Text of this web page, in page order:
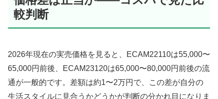
較判断
2026年現在の実売価格を見ると、ECAM22110は55,000〜
65,000円前後、ECAM23120は65,000〜80,000円前後の流
通が一般的です。差額は約1〜2万円で、この差が自分の
生活スタイルに見合うかどうかが判断の分かれ目になりま